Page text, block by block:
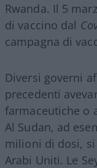
Rwanda. Il 5
di vaccino dal
campagna di
Diversi governi
precedenti
farmaceutiche o
Al Sudan, ad
milioni di dosi,
Arabi Uniti. Le